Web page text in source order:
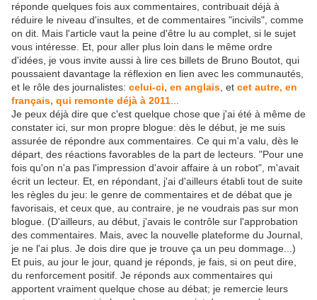
réponde quelques fois aux commentaires, contribuait déjà à
réduire le niveau d'insultes, et de commentaires "incivils", comme
on dit. Mais l'article vaut la peine d'être lu au complet, si le sujet
vous intéresse. Et, pour aller plus loin dans le même ordre
d'idées, je vous invite aussi à lire ces billets de Bruno Boutot, qui
poussaient davantage la réflexion en lien avec les communautés,
et le rôle des journalistes: celui-ci, en anglais , et cet autre, en
français, qui remonte déjà à 2011
Je peux déjà dire que c'est quelque chose que j'ai été à même de
constater ici, sur mon propre blogue: dès le début, je me suis
assurée de répondre aux commentaires. Ce qui m'a valu, dès le
départ, des réactions favorables de la part de lecteurs. "Pour une
fois qu'on n'a pas l'impression d'avoir affaire à un robot", m'avait
écrit un lecteur. Et, en répondant, j'ai d'ailleurs établi tout de suite
les règles du jeu: le genre de commentaires et de débat que je
favorisais, et ceux que, au contraire, je ne voudrais pas sur mon
blogue. (D'ailleurs, au début, j'avais le contrôle sur l'approbation
des commentaires. Mais, avec la nouvelle plateforme du Journal,
je ne l'ai plus. Je dois dire que je trouve ça un peu dommage...)
Et puis, au jour le jour, quand je réponds, je fais, si on peut dire,
du renforcement positif. Je réponds aux commentaires qui
apportent vraiment quelque chose au débat; je remercie leurs